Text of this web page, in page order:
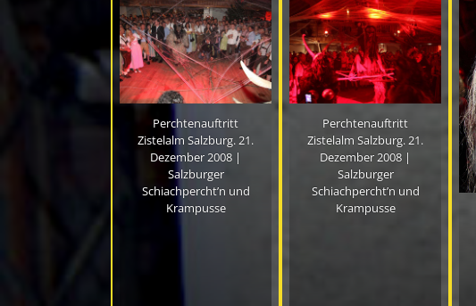
Perchtenauftritt
Zistelalm Salzburg. 21.
Dezember 2008 |
Salzburger
Schiachpercht’n und
Krampusse
Perchtenauftritt
Zistelalm Salzburg. 21.
Dezember 2008 |
Salzburger
Schiachpercht’n und
Krampusse